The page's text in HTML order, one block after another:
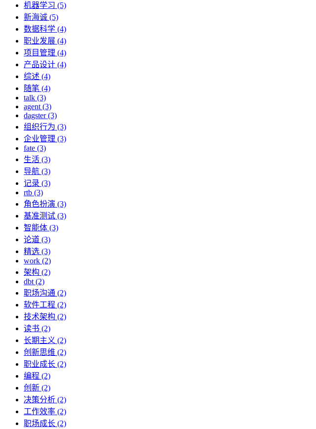
机器学习 (5)
新海诚 (5)
数据科学 (4)
职业发展 (4)
项目管理 (4)
产品设计 (4)
综述 (4)
随笔 (4)
talk (3)
agent (3)
dagster (3)
组织行为 (3)
企业管理 (3)
fate (3)
生活 (3)
导航 (3)
记录 (3)
rtb (3)
角色扮演 (3)
基准测试 (3)
智能体 (3)
论道 (3)
精选 (3)
work (2)
架构 (2)
dbt (2)
职场沟通 (2)
软件工程 (2)
技术架构 (2)
读书 (2)
长期主义 (2)
创新思维 (2)
职业成长 (2)
编程 (2)
创新 (2)
决策分析 (2)
工作效率 (2)
职场成长 (2)